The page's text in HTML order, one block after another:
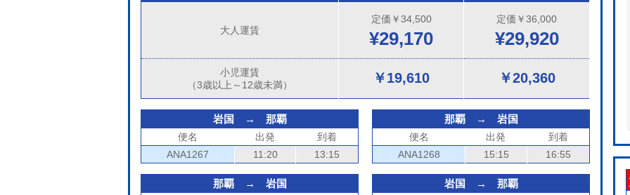
大人運賃
定価￥34,500
¥29,170
定価￥36,000
¥29,920
小児運賃
（3歳以上～12歳未満）
￥19,610 ￥20,360
岩国 → 那覇
便名 出発
到着
ANA1267
11:20 13:15
那覇 → 岩国
便名 出発
到着
ANA1268
15:15 16:55
那覇 → 岩国 岩国 → 那覇